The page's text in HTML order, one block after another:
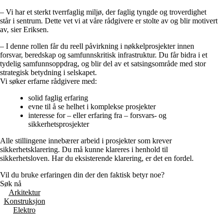
– Vi har et sterkt tverrfaglig miljø, der faglig tyngde og troverdighet
står i sentrum. Dette vet vi at våre rådgivere er stolte av og blir motivert
av, sier Eriksen.
– I denne rollen får du reell påvirkning i nøkkelprosjekter innen
forsvar, beredskap og samfunnskritisk infrastruktur. Du får bidra i et
tydelig samfunnsoppdrag, og blir del av et satsingsområde med stor
strategisk betydning i selskapet.
Vi søker erfarne rådgivere med:
solid faglig erfaring
evne til å se helhet i komplekse prosjekter
interesse for – eller erfaring fra – forsvars- og
sikkerhetsprosjekter
Alle stillingene innebærer arbeid i prosjekter som krever
sikkerhetsklarering. Du må kunne klareres i henhold til
sikkerhetsloven. Har du eksisterende klarering, er det en fordel.
Vil du bruke erfaringen din der den faktisk betyr noe?
Søk nå
Arkitektur
Konstruksjon
Elektro